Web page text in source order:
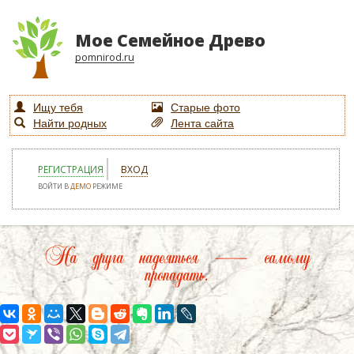
Мое Семейное Древо
pomnirod.ru
Ищу тебя
Старые фото
Найти родных
Лента сайта
РЕГИСТРАЦИЯ ВХОД
ВОЙТИ ВДЕМО РЕЖИМЕ
На друга надеяться — самому
пропадать.